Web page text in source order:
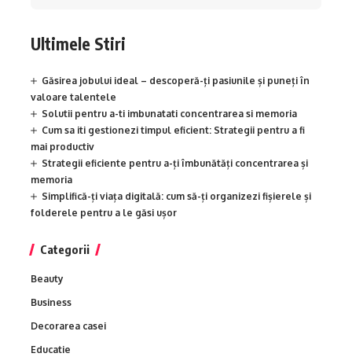
Ultimele Stiri
Găsirea jobului ideal – descoperă-ți pasiunile și puneți în
valoare talentele
Solutii pentru a-ti imbunatati concentrarea si memoria
Cum sa iti gestionezi timpul eficient: Strategii pentru a fi
mai productiv
Strategii eficiente pentru a-ți îmbunătăți concentrarea și
memoria
Simplifică-ți viața digitală: cum să-ți organizezi fișierele și
folderele pentru a le găsi ușor
Categorii
Beauty
Business
Decorarea casei
Educatie